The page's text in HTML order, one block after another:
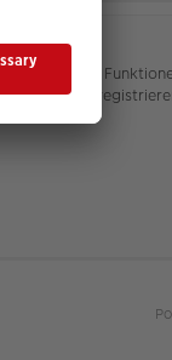
auf weitere
Sie sich